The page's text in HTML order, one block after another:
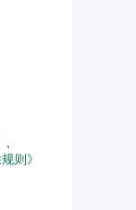
、
则》